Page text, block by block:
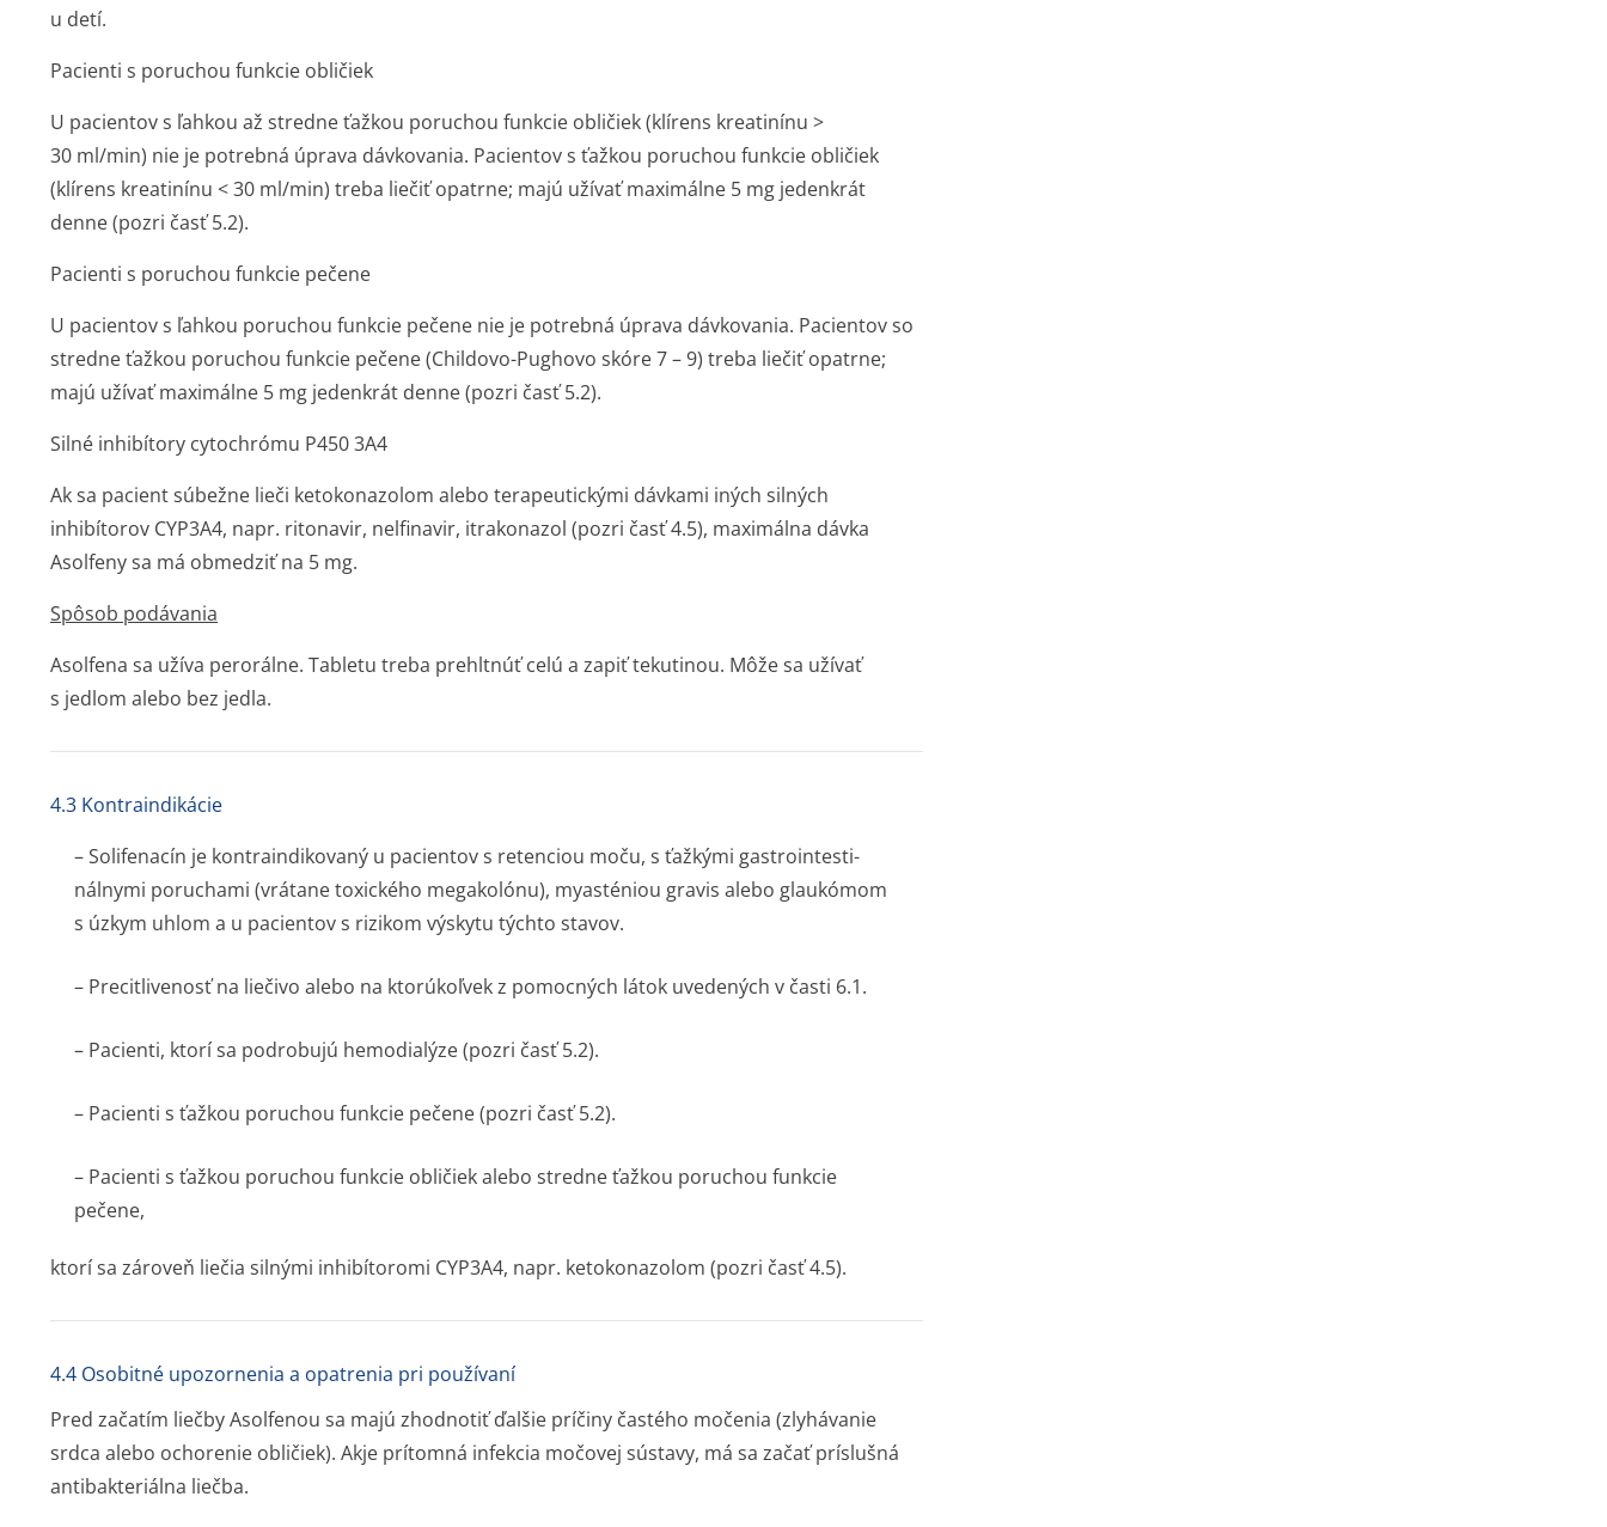
u detí.
Pacienti s poruchou funkcie obličiek
U pacientov s ľahkou až stredne ťažkou poruchou funkcie obličiek (klírens kreatinínu >
30 ml/min) nie je potrebná úprava dávkovania. Pacientov s ťažkou poruchou funkcie obličiek
(klírens kreatinínu < 30 ml/min) treba liečiť opatrne; majú užívať maximálne 5 mg jedenkrát
denne (pozri časť 5.2).
Pacienti s poruchou funkcie pečene
U pacientov s ľahkou poruchou funkcie pečene nie je potrebná úprava dávkovania. Pacientov so
stredne ťažkou poruchou funkcie pečene (Childovo-Pughovo skóre 7 – 9) treba liečiť opatrne;
majú užívať maximálne 5 mg jedenkrát denne (pozri časť 5.2).
Silné inhibítory cytochrómu P450 3A4
Ak sa pacient súbežne lieči ketokonazolom alebo terapeutickými dávkami iných silných
inhibítorov CYP3A4, napr. ritonavir, nelfinavir, itrakonazol (pozri časť 4.5), maximálna dávka
Asolfeny sa má obmedziť na 5 mg.
Spôsob podávania
Asolfena sa užíva perorálne. Tabletu treba prehltnúť celú a zapiť tekutinou. Môže sa užívať
s jedlom alebo bez jedla.
4.3 Kontraindikácie
– Solifenacín je kontraindikovaný u pacientov s retenciou moču, s ťažkými gastrointesti­
nálnymi poruchami (vrátane toxického megakolónu), myasténiou gravis alebo glaukómom
s úzkym uhlom a u pacientov s rizikom výskytu týchto stavov.
– Precitlivenosť na liečivo alebo na ktorúkoľvek z pomocných látok uvedených v časti 6.1.
– Pacienti, ktorí sa podrobujú hemodialýze (pozri časť 5.2).
– Pacienti s ťažkou poruchou funkcie pečene (pozri časť 5.2).
– Pacienti s ťažkou poruchou funkcie obličiek alebo stredne ťažkou poruchou funkcie
pečene,
ktorí sa zároveň liečia silnými inhibítoromi CYP3A4, napr. ketokonazolom (pozri časť 4.5).
4.4 Osobitné upozornenia a opatrenia pri používaní
Pred začatím liečby Asolfenou sa majú zhodnotiť ďalšie príčiny častého močenia (zlyhávanie
srdca alebo ochorenie obličiek). Akje prítomná infekcia močovej sústavy, má sa začať príslušná
antibakteriálna liečba.